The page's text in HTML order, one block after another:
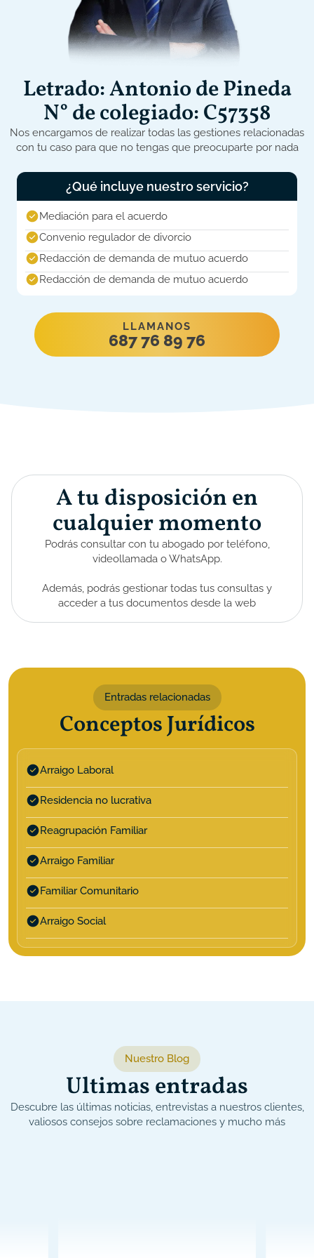
Letrado: Antonio de Pineda
N° de colegiado: C57358
Nos encargamos de realizar todas las gestiones relacionadas
con tu caso para que no tengas que preocuparte por nada
¿Qué incluye nuestro servicio?
Mediación para el acuerdo
Convenio regulador de divorcio
Redacción de demanda de mutuo acuerdo
Redacción de demanda de mutuo acuerdo
LLAMANOS
687 76 89 76
A tu disposición en
cualquier momento
Podrás consultar con tu abogado por teléfono,
videollamada o WhatsApp.
Además, podrás gestionar todas tus consultas y
acceder a tus documentos desde la web
Entradas relacionadas
Conceptos Jurídicos
Arraigo Laboral
Residencia no lucrativa
Reagrupación Familiar
Arraigo Familiar
Familiar Comunitario
Arraigo Social
Nuestro Blog
Ultimas entradas
Descubre las últimas noticias, entrevistas a nuestros clientes,
valiosos consejos sobre reclamaciones y mucho más